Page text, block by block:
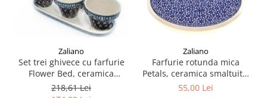
Zaliano
Set trei ghivece cu farfurie
Flower Bed, ceramica
smaltuita, pictate manual
218,61 Lei
Zaliano
Farfurie rotunda mica
Petals, ceramica smaltuita,
pictata manual, 16,0 cm
55,00 Lei